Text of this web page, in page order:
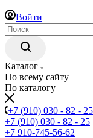
Войти
Каталог
По всему сайту
По каталогу
+7 (910) 030 - 82 - 25
+7 (910) 030 - 82 - 25
+7 910-745-56-62